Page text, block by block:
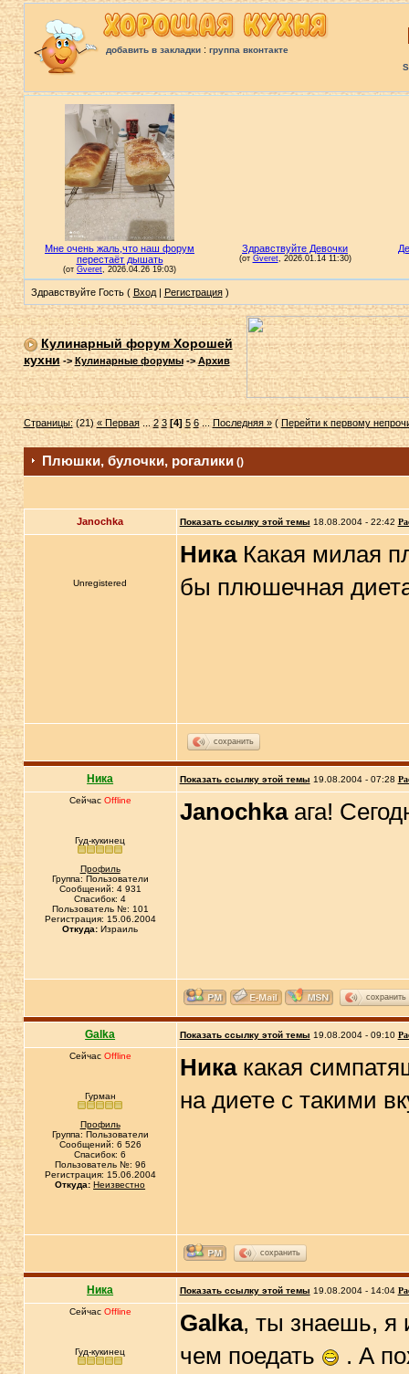
добавить в закладки: группа вконтакте
Здравствуйте Гость ( Вход| Регистрация)
Кулинарный форум Хорошей
кухни->Кулинарные форумы->Архив
Страницы:(21)« Первая...2 3 [4] 5 6...Последняя »(Перейти к первому
Плюшки, булочки, рогалики()
Janochka Показать ссылку этой темы 18.08.2004 - 22:42
Unregistered
НикаКакая милая
бы плюшечная
сохранить
Ника Показать ссылку этой темы 19.08.2004 - 07:28
Сейчас Offline
Гуд-кукинец
Профиль
Группа: Пользователи
Сообщений: 4 931
Спасибок: 4
Пользователь №: 101
Регистрация: 15.06.2004
Откуда: Израиль
Janochkaага!
сохранить
Galka Показать ссылку этой темы 19.08.2004 - 09:10
Сейчас Offline
Гурман
Профиль
Группа: Пользователи
Сообщений: 6 526
Спасибок: 6
Пользователь №: 96
Регистрация: 15.06.2004
Откуда: Неизвестно
Никакакая
на диете с такими
сохранить
Ника Показать ссылку этой темы 19.08.2004 - 14:04
Сейчас Offline
Гуд-кукинец
Galka, ты знаешь, я
чем поедать
. А